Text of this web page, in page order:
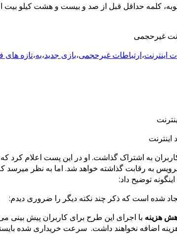
کلمه حداقل قبل از صد و بیست و هشت کیلو بیت
غیرحجمی
اینترنت،ارتباطات غیرحجمی،بازی جدید،به،تازه های
شرکت فعال در ارائه سرویس به رقابت گذاشته خواهد شد. اما
توضیح داد:
شده است که ذکر چند نکته دیگر را ضروری دیدم:
هزینه با اجرای این طرح برای کاربران پیش
اضافه نخواهند داشت. سرعت خریداری شده بایستی